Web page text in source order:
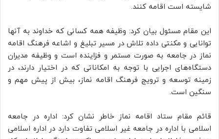
شایسته است اقامه کنند.
این مقام مسئول بیان کرد: وﻇﻴﻔﻪ ﻫﻤﻪ ﻛﺴﺎﻧﻰ ﻛﻪ خداوند ﺑﻪ آﻧﻬﺎ
ﺗﻮاﻧﺎﻳﻰ و مکنتی داده ﺗﻼش در ﻣﺴﻴﺮ ﺗﺒﻠﻴﻎ و اﺷﺎﻋﻪ ﻓﺮﻫﻨﮓ اﻗﺎﻣﻪ
ﻧﻤﺎز در ﺟﺎﻣﻌﻪ ﺑﻪ ﺻﻮرت ﻣﺴﺘﻤﺮ و ﻓﺰاﻳﻨﺪه اﺳﺖ و وﻇﻴﻔﻪ ﻣﺪﻳﺮان
دﺳﺘﮕﺎهﻫﺎی اﺟﺮاﻳﻰ ﺑﺎ ﺗﻮﺟﻪ ﺑﻪ اﻣﻜﺎﻧﺎﺗﻰ ﻛﻪ در اﺧﺘﻴﺎر دارﻧﺪ، در
زﻣﻴﻨﻪ ﺗﻮﺳﻌﻪ و ﺗﺮوﻳﺞ ﻓﺮﻫﻨﮓ اﻗﺎﻣﻪ ﻧﻤﺎز، ﺑﻴﺶ از ﭘﻴﺶ ﻣﻬﻢ و
ﺳﻨﮕﻴﻦ اﺳﺖ.
قائم مقام ستاد اقامه نماز خاطر نشان کرد: اداره در ﺟﺎﻣﻌﻪ
اﺳﻼﻣﻰ ﺑﺎ اداره در جامعه ﻏﻴﺮ اﺳﻼﻣﻰ ﺗﻔﺎوت دارد در اداره اﺳﻼﻣﻰ